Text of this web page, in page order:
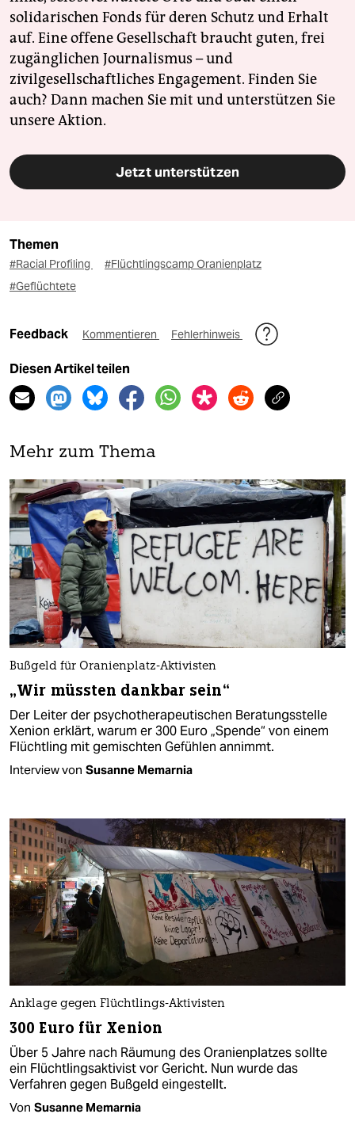
solidarischen Fonds für deren Schutz und Erhalt
auf. Eine offene Gesellschaft braucht guten, frei
zugänglichen Journalismus – und
zivilgesellschaftliches Engagement. Finden Sie
auch? Dann machen Sie mit und unterstützen Sie
unsere Aktion.
Jetzt unterstützen
Themen
#Racial Profiling
#Flüchtlingscamp Oranienplatz
#Geflüchtete
Feedback Kommentieren Fehlerhinweis
Diesen Artikel teilen
Mehr zum Thema
Bußgeld für Oranienplatz-Aktivisten
„Wir müssten dankbar sein“
Der Leiter der psychotherapeutischen Beratungsstelle
Xenion erklärt, warum er 300 Euro „Spende“ von einem
Flüchtling mit gemischten Gefühlen annimmt.
Interview von Susanne Memarnia
Anklage gegen Flüchtlings-Aktivisten
300 Euro für Xenion
Über 5 Jahre nach Räumung des Oranienplatzes sollte
ein Flüchtlingsaktivist vor Gericht. Nun wurde das
Verfahren gegen Bußgeld eingestellt.
Von Susanne Memarnia